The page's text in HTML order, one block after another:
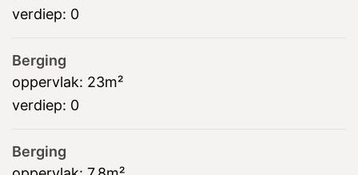
verdiep: 0
Berging
oppervlak: 23m²
verdiep: 0
Berging